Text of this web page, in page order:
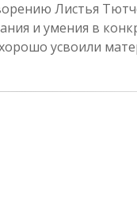
Листья
и умения в
усвоили